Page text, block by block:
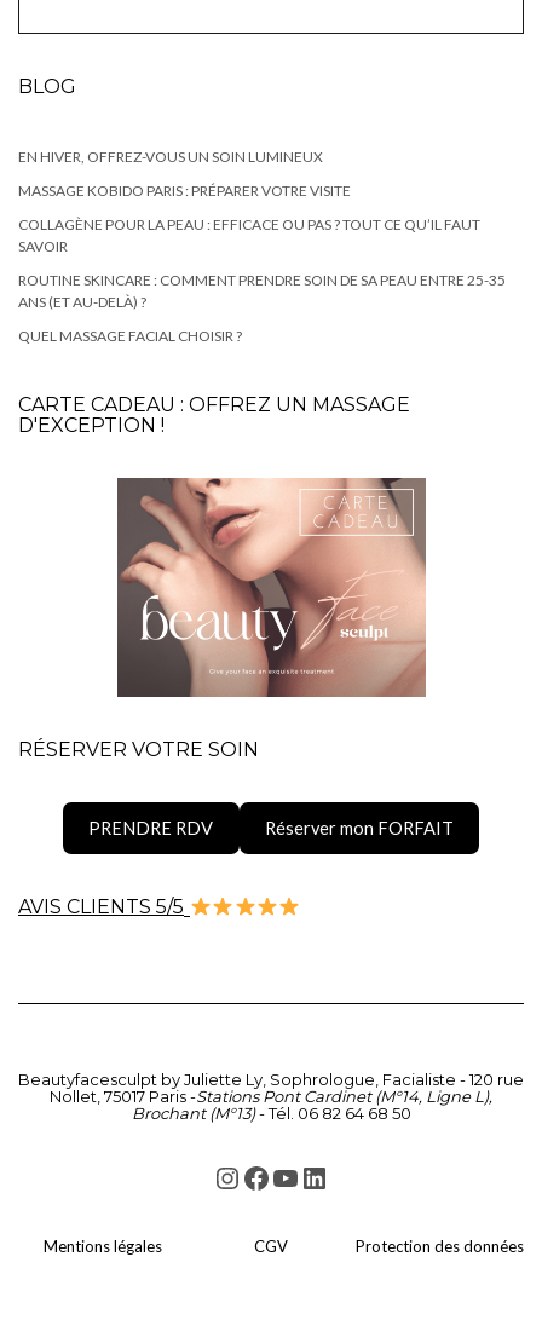
BLOG
EN HIVER, OFFREZ-VOUS UN SOIN LUMINEUX
MASSAGE KOBIDO PARIS : PRÉPARER VOTRE VISITE
COLLAGÈNE POUR LA PEAU : EFFICACE OU PAS ? TOUT CE QU’IL FAUT
SAVOIR
ROUTINE SKINCARE : COMMENT PRENDRE SOIN DE SA PEAU ENTRE 25-35
ANS (ET AU-DELÀ) ?
QUEL MASSAGE FACIAL CHOISIR ?
CARTE CADEAU : OFFREZ UN MASSAGE
D'EXCEPTION !
RÉSERVER VOTRE SOIN
PRENDRE RDV Réserver mon FORFAIT
AVIS CLIENTS 5/5
Beautyfacesculpt by Juliette Ly, Sophrologue, Facialiste -120 rue
Nollet, 75017 Paris-Stations Pont Cardinet (M°14, Ligne L),
Brochant (M°13)- Tél. 06 82 64 68 50
Instagram
Facebook
YouTube
LinkedIn
Mentions légales CGV Protection des données